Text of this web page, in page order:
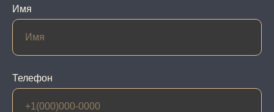
Имя
Телефон